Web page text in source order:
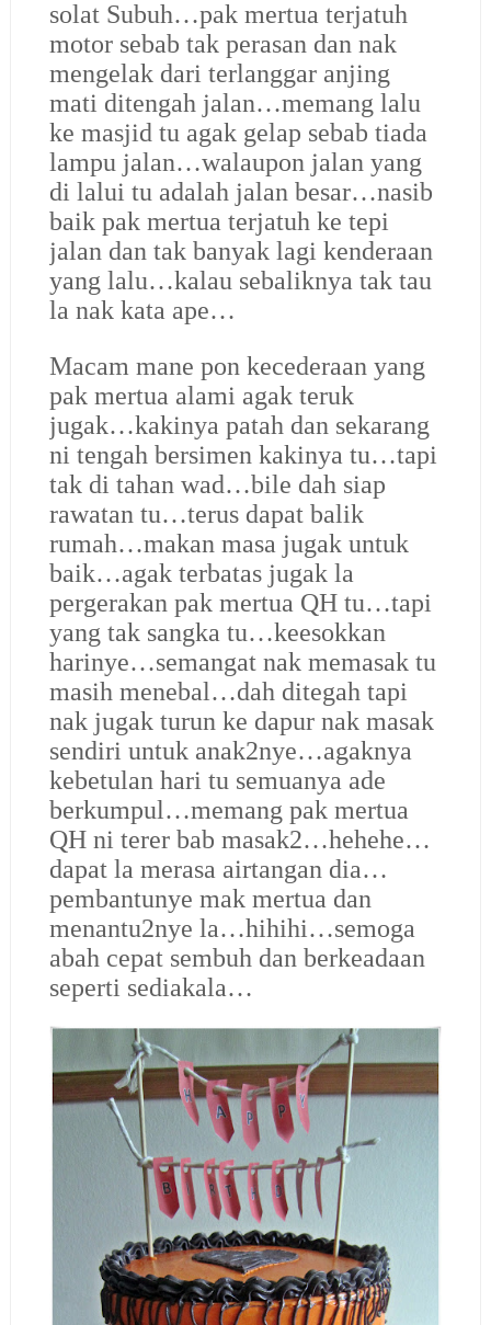
solat Subuh…pak mertua terjatuh
motor sebab tak perasan dan nak
mengelak dari terlanggar anjing
mati ditengah jalan…memang lalu
ke masjid tu agak gelap sebab tiada
lampu jalan…walaupon jalan yang
di lalui tu adalah jalan besar…nasib
baik pak mertua terjatuh ke tepi
jalan dan tak banyak lagi kenderaan
yang lalu…kalau sebaliknya tak tau
la nak kata ape…
Macam mane pon kecederaan yang
pak mertua alami agak teruk
jugak…kakinya patah dan sekarang
ni tengah bersimen kakinya tu…tapi
tak di tahan wad…bile dah siap
rawatan tu…terus dapat balik
rumah…makan masa jugak untuk
baik…agak terbatas jugak la
pergerakan pak mertua QH tu…tapi
yang tak sangka tu…keesokkan
harinye…semangat nak memasak tu
masih menebal…dah ditegah tapi
nak jugak turun ke dapur nak masak
sendiri untuk anak2nye…agaknya
kebetulan hari tu semuanya ade
berkumpul…memang pak mertua
QH ni terer bab masak2…hehehe…
dapat la merasa airtangan dia…
pembantunye mak mertua dan
menantu2nye la…hihihi…semoga
abah cepat sembuh dan berkeadaan
seperti sediakala…